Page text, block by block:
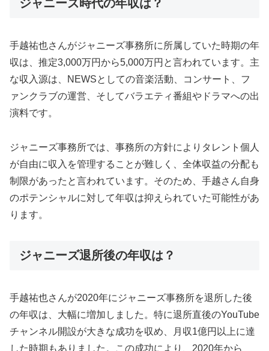
ジャニーズ時代の年収は？
手越祐也さんがジャニーズ事務所に所属していた時期の年
収は、推定3,000万円から5,000万円と言われています。主
な収入源は、NEWSとしての音楽活動、コンサート、フ
ァンクラブの運営、そしてバラエティ番組やドラマへの出
演料です。
ジャニーズ事務所では、事務所の方針によりタレント個人
が自由に収入を管理することが難しく、全体収益の分配も
制限があったと言われています。そのため、手越さん自身
のポテンシャルに対して年収は抑えられていた可能性があ
ります。
ジャニーズ退所後の年収は？
手越祐也さんが2020年にジャニーズ事務所を退所した後
の年収は、大幅に増加しました。特に退所直後のYouTube
チャンネル開設が大きな成功を収め、月収1億円以上に達
した時期もありました。この成功により、2020年から